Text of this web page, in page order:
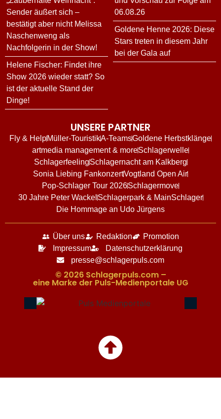
Sender äußert sich –
bestätigt aber nicht Melissa
Naschenweng als
Nachfolgerin in der Show!
Helene Fischer: Findet ihre
Show 2026 wieder statt? So
ist der aktuelle Stand der
Dinge!
06.08.26
Goldene Henne 2026: Diese
Stars treten in diesem Jahr
bei der Gala auf
UNSERE PARTNER
Fly & HelpMüller-TouristikA-TeamsGoldene Herbstklänge
artmedia management & moreSchlagerwelle
SchlagerfeelingSchlagernacht am Kalkberg
Sonia Liebing FankonzertVogtland Open Air
Pop-Schlager Tour 2026Schlagermove
30 Jahre Peter Wackel Schlagerpark & MainSchlager
Die Hommage an Udo Jürgens
Über uns Redaktion
Promotion
Impressum
Datenschutzerklärung
presse@schlagerpuls.com
© 2026 Schlagerpuls.com –
eine Marke der Puls-Medienportale UG​